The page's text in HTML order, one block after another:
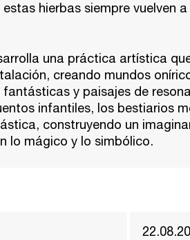
hierbas siempre vuelven
una práctica artística
creando mundos
y paisajes de
infantiles, los bestiarios
construyendo un
lo mágico y lo simbólico.